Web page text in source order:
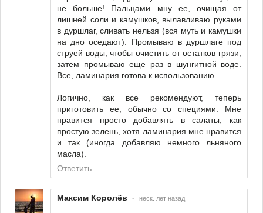
не больше! Пальцами мну ее, очищая от
лишней соли и камушков, вылавливаю руками
в дуршлаг, сливать нельзя (вся муть и камушки
на дно оседают). Промываю в дуршлаге под
струей воды, чтобы очистить от остатков грязи,
затем промываю еще раз в шунгитной воде.
Все, ламинария готова к использованию.
Логично, как все рекомендуют, теперь
приготовить ее, обычно со специями. Мне
нравится просто добавлять в салаты, как
простую зелень, хотя ламинария мне нравится
и так (иногда добавляю немного льняного
масла).
Ответить
Максим Королёв • неск. лет назад